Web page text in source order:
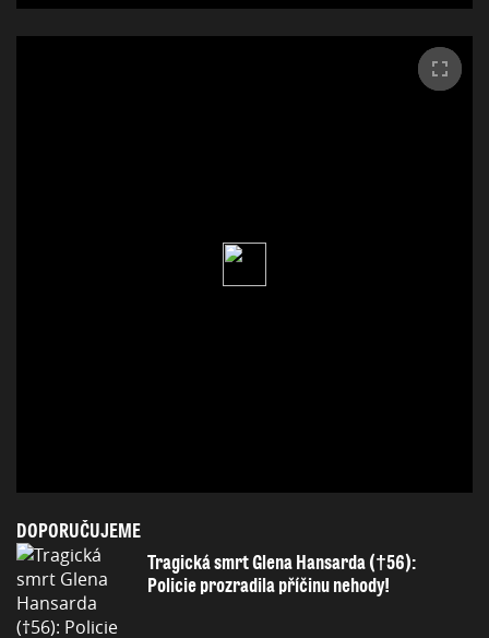
DOPORUČUJEME
Tragická smrt Glena Hansarda (†56):
Policie prozradila příčinu nehody!